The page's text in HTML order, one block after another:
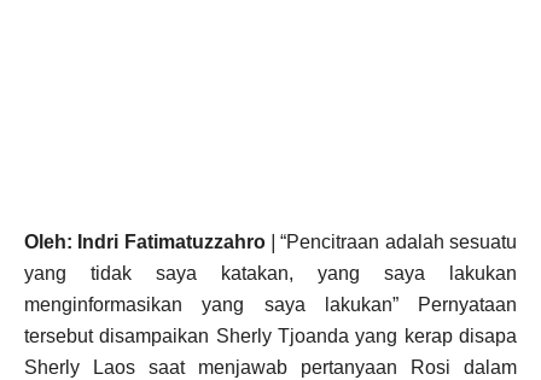
Oleh: Indri Fatimatuzzahro|“Pencitraan adalah sesuatu
yang tidak saya katakan, yang saya lakukan
menginformasikan yang saya lakukan” Pernyataan
tersebut disampaikan Sherly Tjoanda yang kerap disapa
Sherly Laos saat menjawab pertanyaan Rosi dalam